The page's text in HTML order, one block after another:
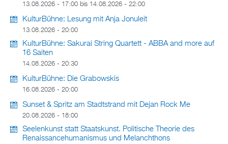
13.08.2026 - 17:00 bis 14.08.2026 - 22:00
KulturBühne: Lesung mit Anja Jonuleit
13.08.2026 - 20:00
KulturBühne: Sakurai String Quartett - ABBA and more auf
16 Saiten
14.08.2026 - 20:30
KulturBühne: Die Grabowskis
16.08.2026 - 20:00
Sunset & Spritz am Stadtstrand mit Dejan Rock Me
20.08.2026 - 18:00
Seelenkunst statt Staatskunst. Politische Theorie des
Renaissancehumanismus und Melanchthons